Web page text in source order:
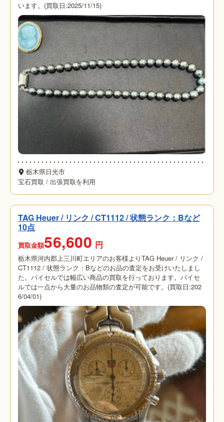
います。(買取日:2025/11/15)
栃木県日光市
宝石買取 / 出張買取を利用
TAG Heuer / リンク / CT1112 / 状態ランク：Bなど
10点
買取金額56,600 円
栃木県河内郡上三川町エリアのお客様よりTAG Heuer / リンク /
CT1112 / 状態ランク：Bなどのお品の査定をお受けいたしまし
た。バイセルでは幅広い商品の買取を行っております。バイセ
ルでは一点から大量のお品物類の査定が可能です。(買取日:202
6/04/01)